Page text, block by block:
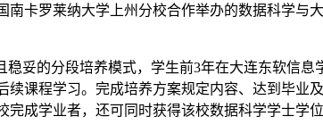
南卡罗莱纳大学上州分校合作举办的数据科学与
稳妥的分段培养模式，学生前3年在大连东软信
续课程学习。完成培养方案规定内容、达到毕业
完成学业者，还可同时获得该校数据科学学士学